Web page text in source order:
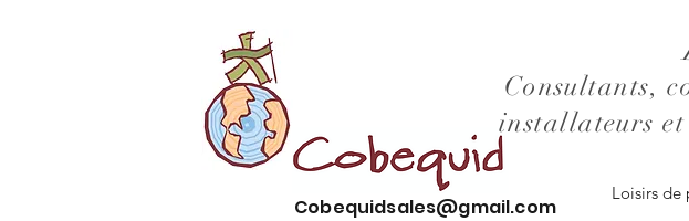
Consultants,
installateurs
Loisirs de
Cobequidsales@gmail.com